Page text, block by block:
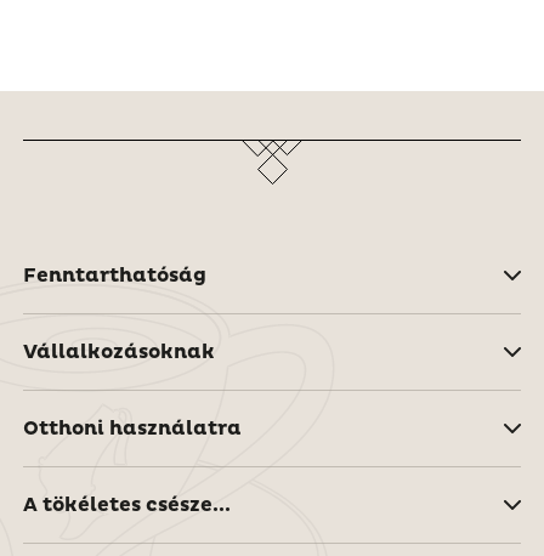
Fenntarthatóság
Vállalkozásoknak
Otthoni használatra
A tökéletes csésze...